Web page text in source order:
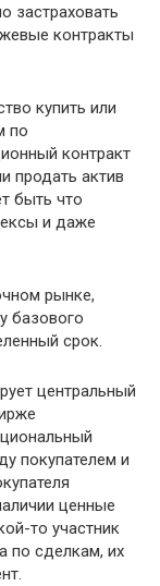
застраховать
контракты
купить или
по
контракт
продать актив
быть что
и даже
рынке,
базового
срок.
центральный
покупателем и
ценные
то участник
по сделкам, их